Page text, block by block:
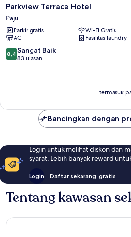
Parkview
Terrace
Hotel
Paju
Parkview Terrace Hotel
Paju
Parkir gratis
Wi-Fi Gratis
AC
Fasilitas laundry
8.4
dari
8,4 Sangat Baik
83 ulasan
termasuk
Bandingkan dengan
Login untuk melihat diskon dan
syarat. Lebih banyak reward
Login Daftar sekarang, gratis
Tentang kawasan